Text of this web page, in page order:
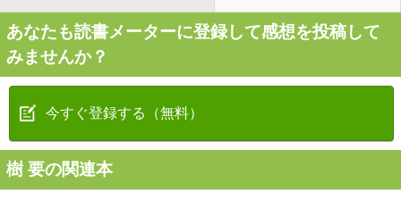
あなたも読書メーターに登録して感想を投稿して
みませんか？
今すぐ登録する（無料）
樹 要の関連本